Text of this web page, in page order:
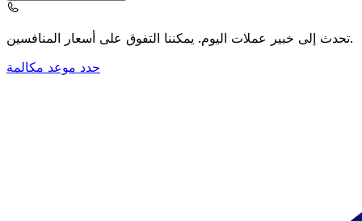
تحدث إلى خبير عملات اليوم.يمكننا التفوق على أسعار المنافسين.
حدد موعد مكالمة